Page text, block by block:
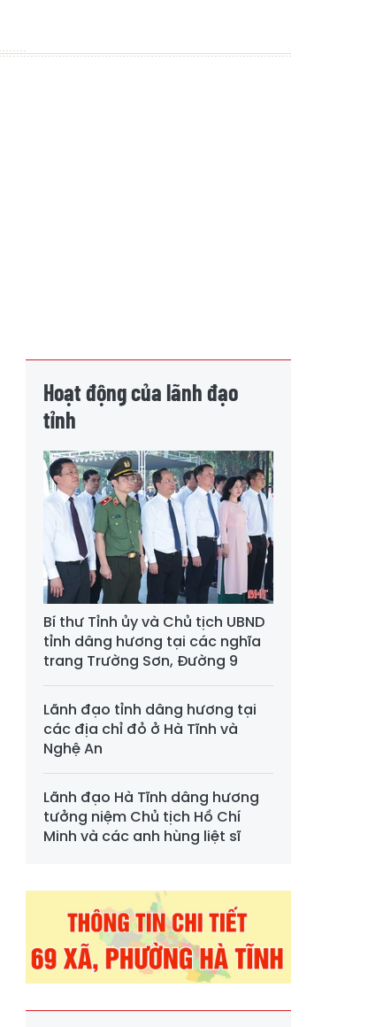
Hoạt động của lãnh đạo
tỉnh
Bí thư Tỉnh ủy và Chủ tịch UBND
tỉnh dâng hương tại các nghĩa
trang Trường Sơn, Đường 9
Lãnh đạo tỉnh dâng hương tại
các địa chỉ đỏ ở Hà Tĩnh và
Nghệ An
Lãnh đạo Hà Tĩnh dâng hương
tưởng niệm Chủ tịch Hồ Chí
Minh và các anh hùng liệt sĩ